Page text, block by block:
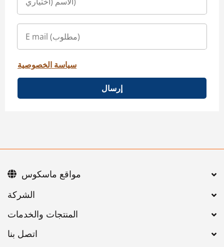
سياسة الخصوصية
إرسال
اتصل بنا
مواقع ماسكوس